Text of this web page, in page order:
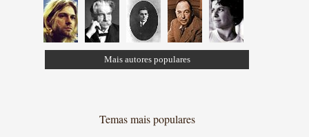
Mais autores populares
Temas mais populares